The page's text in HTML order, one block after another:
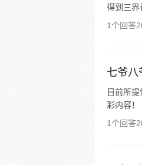
得到三界
1个回答
七爷八
目前所
彩内容！
1个回答